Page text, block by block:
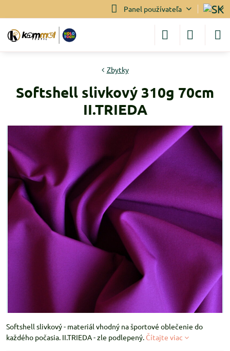
Panel používateľa
Zbytky
Softshell slivkový 310g 70cm
II.TRIEDA
Softshell slivkový - materiál vhodný na športové oblečenie do
každého počasia. II.TRIEDA - zle podlepený. Čítajte viac